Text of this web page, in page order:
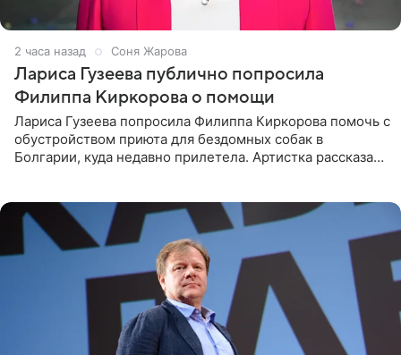
2 часа назад Соня Жарова
Лариса Гузеева публично попросила
Филиппа Киркорова о помощи
Лариса Гузеева попросила Филиппа Киркорова помочь с
обустройством приюта для бездомных собак в
Болгарии, куда недавно прилетела. Артистка рассказала